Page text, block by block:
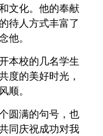
文化。他的奉献
待人方式丰富了
他。
本校的几名学生
度的美好时光，
顺。
圆满的句号，也
同庆祝成功对我